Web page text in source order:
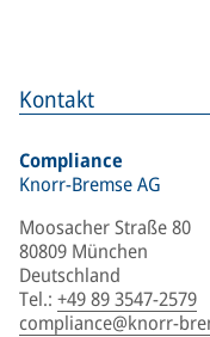
Kontakt
Compliance
Knorr-Bremse AG
Moosacher Straße 80
80809 München
Deutschland
Tel.: +49 89 3547-2579
compliance@knorr-